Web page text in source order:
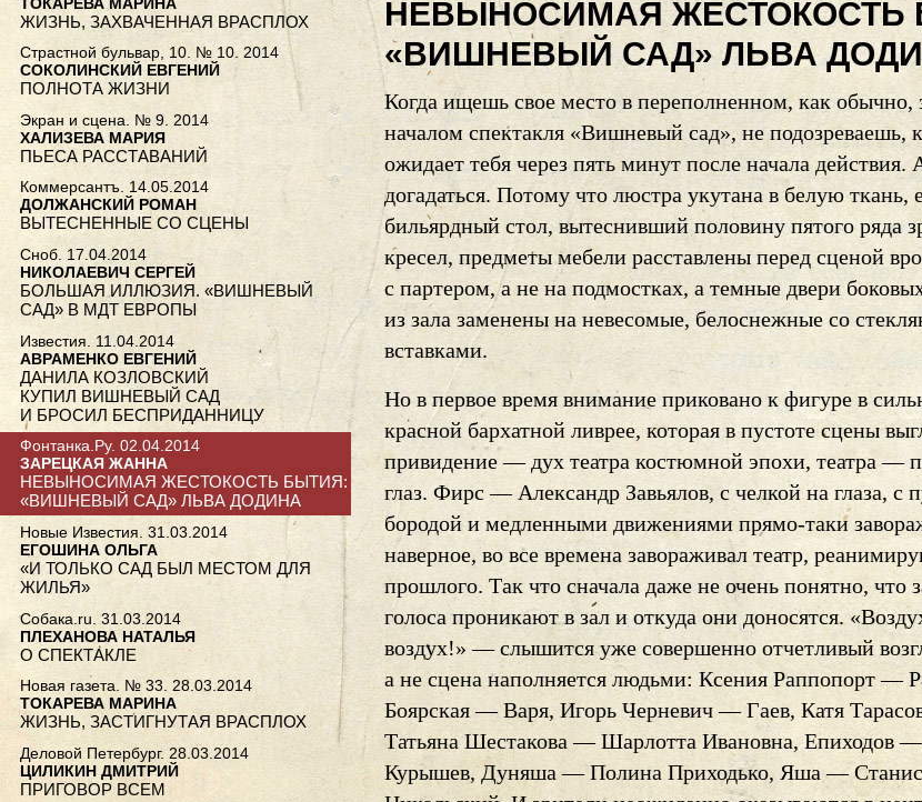
НЕВЫНОСИМАЯ ЖЕСТОКОСТЬ
«ВИШНЕВЫЙ САД» ЛЬВА
Когда ищешь свое место в переполненном, как
началом спектакля «Вишневый сад», не подозреваешь,
ожидает тебя через пять минут после начала
догадаться. Потому что люстра укутана в белую
бильярдный стол, вытеснивший половину пятого ряда
кресел, предметы мебели расставлены перед сценой
с партером, а не на подмостках, а темные двери
из зала заменены на невесомые, белоснежные со
вставками.
Но в первое время внимание приковано к фигуре в
красной бархатной ливрее, которая в пустоте сцены
привидение — дух театра костюмной эпохи, театра —
глаз. Фирс — Александр Завьялов, с челкой на глаза, с
бородой и медленными движениями прямо-таки
наверное, во все времена завораживал театр,
прошлого. Так что сначала даже не очень понятно, что
голоса проникают в зал и откуда они доносятся.
воздух!» — слышится уже совершенно отчетливый
а не сцена наполняется людьми: Ксения Раппопорт —
Боярская — Варя, Игорь Черневич — Гаев, Катя
Татьяна Шестакова — Шарлотта Ивановна, Епиходов
Курышев, Дуняша — Полина Приходько, Яша —
ЖИЗНЬ, ЗАХВАЧЕННАЯ ВРАСПЛОХ
Страстной бульвар, 10. № 10. 2014
СОКОЛИНСКИЙ ЕВГЕНИЙ
ПОЛНОТА ЖИЗНИ
Экран и сцена. № 9. 2014
ХАЛИЗЕВА МАРИЯ
ПЬЕСА РАССТАВАНИЙ
Коммерсантъ. 14.05.2014
ДОЛЖАНСКИЙ РОМАН
ВЫТЕСНЕННЫЕ СО СЦЕНЫ
Сноб. 17.04.2014
НИКОЛАЕВИЧ СЕРГЕЙ
БОЛЬШАЯ ИЛЛЮЗИЯ. «ВИШНЕВЫЙ
САД» В МДТ ЕВРОПЫ
Известия. 11.04.2014
АВРАМЕНКО ЕВГЕНИЙ
ДАНИЛА КОЗЛОВСКИЙ
КУПИЛ ВИШНЕВЫЙ САД
И БРОСИЛ БЕСПРИДАННИЦУ
Фонтанка.Ру. 02.04.2014
ЗАРЕЦКАЯ ЖАННА
НЕВЫНОСИМАЯ ЖЕСТОКОСТЬ БЫТИЯ:
«ВИШНЕВЫЙ САД» ЛЬВА ДОДИНА
Новые Известия. 31.03.2014
ЕГОШИНА ОЛЬГА
«И ТОЛЬКО САД БЫЛ МЕСТОМ ДЛЯ
ЖИЛЬЯ»
Собака.ru. 31.03.2014
ПЛЕХАНОВА НАТАЛЬЯ
О СПЕКТАКЛЕ
Новая газета. № 33. 28.03.2014
ТОКАРЕВА МАРИНА
ЖИЗНЬ, ЗАСТИГНУТАЯ ВРАСПЛОХ
Деловой Петербург. 28.03.2014
ЦИЛИКИН ДМИТРИЙ
ПРИГОВОР ВСЕМ